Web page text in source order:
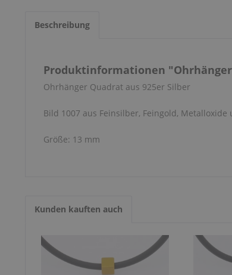
Beschreibung
Produktinformationen
Ohrhänger Quadrat aus 925er Silber
Bild 1007 aus Feinsilber, Feingold, Metalloxide
Größe: 13 mm
Kunden kauften auch